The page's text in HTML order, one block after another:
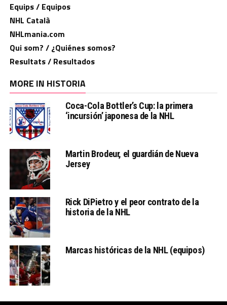
Equips / Equipos
NHL Català
NHLmania.com
Qui som? / ¿Quiénes somos?
Resultats / Resultados
MORE IN HISTORIA
Coca-Cola Bottler’s Cup: la primera
‘incursión’ japonesa de la NHL
Martin Brodeur, el guardián de Nueva
Jersey
Rick DiPietro y el peor contrato de la
historia de la NHL
Marcas históricas de la NHL (equipos)